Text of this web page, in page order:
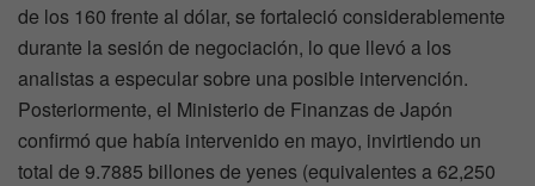
de los 160 frente al dólar, se fortaleció considerablemente
durante la sesión de negociación, lo que llevó a los
analistas a especular sobre una posible intervención.
Posteriormente, el Ministerio de Finanzas de Japón
confirmó que había intervenido en mayo, invirtiendo un
total de 9.7885 billones de yenes (equivalentes a 62,250